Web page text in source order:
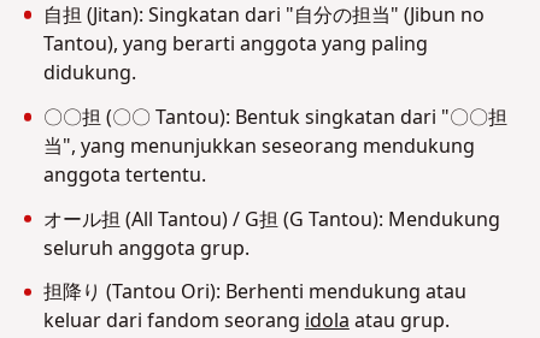
自担 (Jitan): Singkatan dari "自分の担当" (Jibun no
Tantou), yang berarti anggota yang paling
didukung.
〇〇担 (〇〇 Tantou): Bentuk singkatan dari "〇〇担
当", yang menunjukkan seseorang mendukung
anggota tertentu.
オール担 (All Tantou) / G担 (G Tantou): Mendukung
seluruh anggota grup.
担降り (Tantou Ori): Berhenti mendukung atau
keluar dari fandom seorangidolaatau grup.